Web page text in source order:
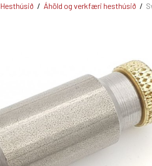
Hesthúsið / Áhöld og verkfæri hesthúsið /